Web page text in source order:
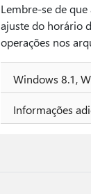
Lembre-se de
ajuste do horário
operações nos
Windows 8.1,
Informações